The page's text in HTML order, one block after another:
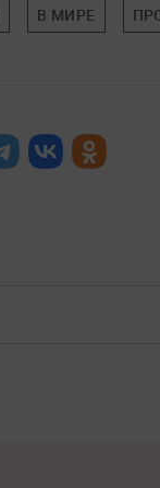
В МИРЕ